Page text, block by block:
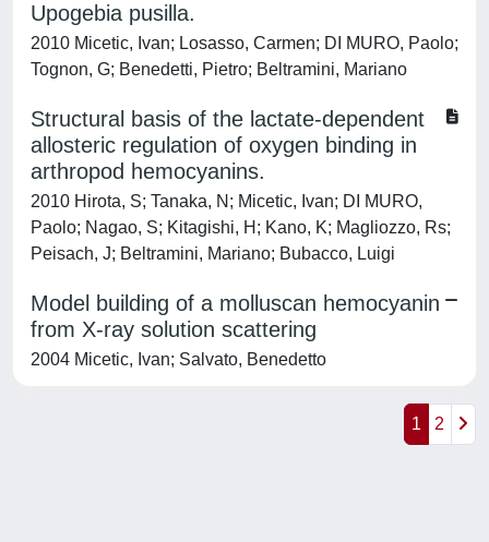
Upogebia pusilla.
2010 Micetic, Ivan; Losasso, Carmen; DI MURO, Paolo;
Tognon, G; Benedetti, Pietro; Beltramini, Mariano
Structural basis of the lactate-dependent
allosteric regulation of oxygen binding in
arthropod hemocyanins.
2010 Hirota, S; Tanaka, N; Micetic, Ivan; DI MURO,
Paolo; Nagao, S; Kitagishi, H; Kano, K; Magliozzo, Rs;
Peisach, J; Beltramini, Mariano; Bubacco, Luigi
Model building of a molluscan hemocyanin
from X-ray solution scattering
2004 Micetic, Ivan; Salvato, Benedetto
1 2